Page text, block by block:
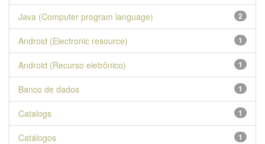
2
Java (Computer program language)
1
Android (Electronic resource)
1
Android (Recurso eletrônico)
1
Banco de dados
1
Catalogs
1
Catálogos